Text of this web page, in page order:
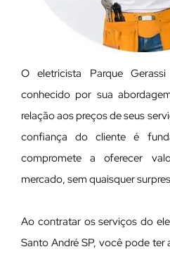
O eletricista Parque
conhecido por sua
relação aos preços de seus
confiança do cliente é
compromete a oferecer
mercado, sem quaisquer
Ao contratar os serviços do
Santo André SP, você pode